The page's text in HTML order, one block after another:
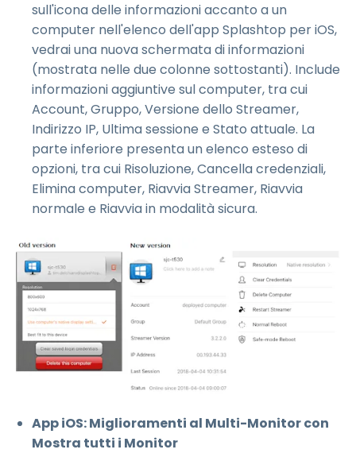
sull'icona delle informazioni accanto a un
computer nell'elenco dell'app Splashtop per iOS,
vedrai una nuova schermata di informazioni
(mostrata nelle due colonne sottostanti). Include
informazioni aggiuntive sul computer, tra cui
Account, Gruppo, Versione dello Streamer,
Indirizzo IP, Ultima sessione e Stato attuale. La
parte inferiore presenta un elenco esteso di
opzioni, tra cui Risoluzione, Cancella credenziali,
Elimina computer, Riavvia Streamer, Riavvia
normale e Riavvia in modalità sicura.
App iOS: Miglioramenti al Multi-Monitor con
Mostra tutti i Monitor